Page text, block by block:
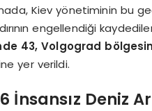
Kiev yönetiminin bu
engellendiği
43, Volgograd
yer verildi.
İnsansız Deniz